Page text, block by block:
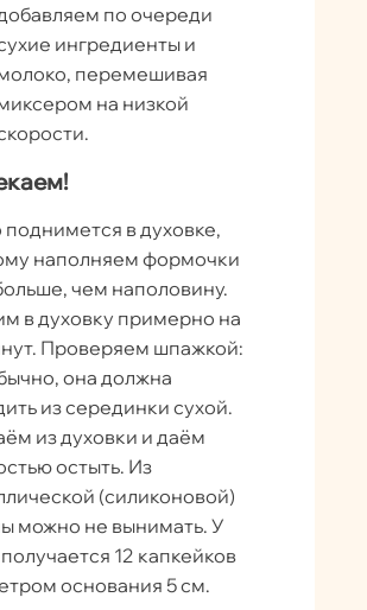
по очереди
ингредиенты и
перемешивая
на низкой
поднимется в духовке,
наполняем формочки
чем наполовину.
в духовку примерно на
Проверяем шпажкой:
она должна
из серединки сухой.
из духовки и даём
остыть. Из
(силиконовой)
можно не вынимать. У
12 капкейков
основания 5 см.